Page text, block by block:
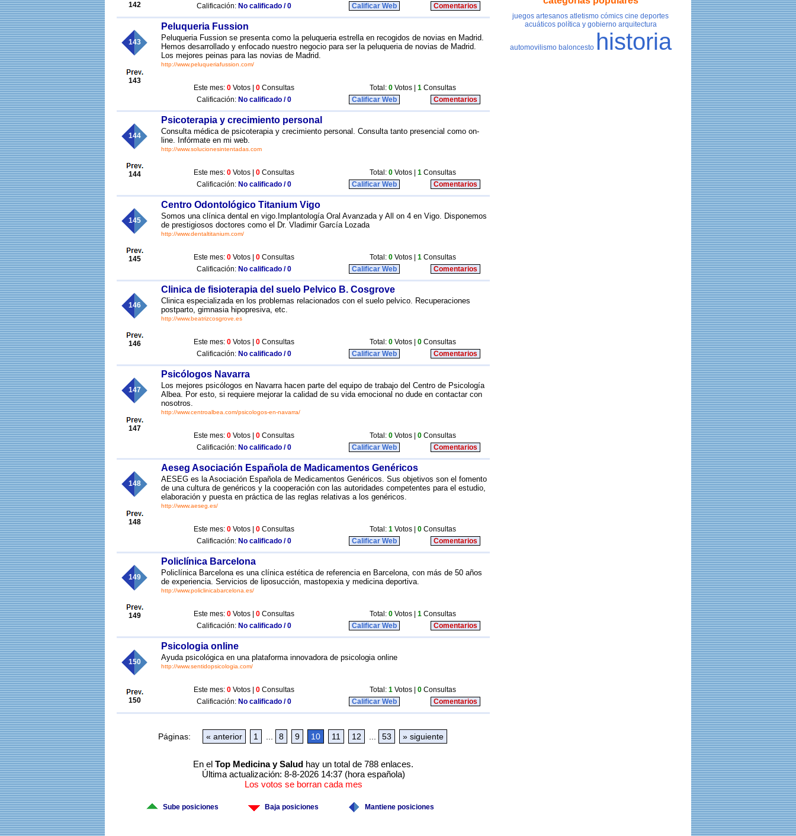
142
Calificación: No calificado / 0 Calificar Web Comentarios
143
143
Peluqueria Fussion
Peluqueria Fussion se presenta como la peluqueria estrella en recogidos de novias en Madrid.
Hemos desarrollado y enfocado nuestro negocio para ser la peluqueria de novias de Madrid.
Los mejores peinas para las novias de Madrid.
http://www.peluqueriafussion.com/
Este mes: 0 Votos | 0 Consultas Total: 0 Votos | 1 Consultas
Calificación: No calificado / 0 Calificar Web Comentarios
144
144
Psicoterapia y crecimiento personal
Consulta médica de psicoterapia y crecimiento personal. Consulta tanto presencial como on-
line. Infórmate en mi web.
http://www.solucionesintentadas.com
Este mes: 0 Votos | 0 Consultas Total: 0 Votos | 1 Consultas
Calificación: No calificado / 0 Calificar Web Comentarios
145
145
Centro Odontológico Titanium Vigo
Somos una clínica dental en vigo.Implantología Oral Avanzada y All on 4 en Vigo. Disponemos
de prestigiosos doctores como el Dr. Vladimir García Lozada
http://www.dentaltitanium.com/
Este mes: 0 Votos | 0 Consultas Total: 0 Votos | 1 Consultas
Calificación: No calificado / 0 Calificar Web Comentarios
146
146
Clinica de fisioterapia del suelo Pelvico B. Cosgrove
Clinica especializada en los problemas relacionados con el suelo pelvico. Recuperaciones
postparto, gimnasia hipopresiva, etc.
http://www.beatrizcosgrove.es
Este mes: 0 Votos | 0 Consultas Total: 0 Votos | 0 Consultas
Calificación: No calificado / 0 Calificar Web Comentarios
147
147
Psicólogos Navarra
Los mejores psicólogos en Navarra hacen parte del equipo de trabajo del Centro de Psicología
Albea. Por esto, si requiere mejorar la calidad de su vida emocional no dude en contactar con
nosotros.
http://www.centroalbea.com/psicologos-en-navarra/
Este mes: 0 Votos | 0 Consultas Total: 0 Votos | 0 Consultas
Calificación: No calificado / 0 Calificar Web Comentarios
148
148
Aeseg Asociación Española de Madicamentos Genéricos
AESEG es la Asociación Española de Medicamentos Genéricos. Sus objetivos son el fomento
de una cultura de genéricos y la cooperación con las autoridades competentes para el estudio,
elaboración y puesta en práctica de las reglas relativas a los genéricos.
http://www.aeseg.es/
Este mes: 0 Votos | 0 Consultas Total: 1 Votos | 0 Consultas
Calificación: No calificado / 0 Calificar Web Comentarios
149
149
Policlínica Barcelona
Policlínica Barcelona es una clínica estética de referencia en Barcelona, con más de 50 años
de experiencia. Servicios de liposucción, mastopexia y medicina deportiva.
http://www.policlinicabarcelona.es/
Este mes: 0 Votos | 0 Consultas Total: 0 Votos | 1 Consultas
Calificación: No calificado / 0 Calificar Web Comentarios
150
150
Psicologia online
Ayuda psicológica en una plataforma innovadora de psicologia online
http://www.sentidopsicologia.com/
Este mes: 0 Votos | 0 Consultas Total: 1 Votos | 0 Consultas
Calificación: No calificado / 0 Calificar Web Comentarios
Páginas: « anterior 1 8 9 10 11 12 53 » siguiente
En el Top Medicina y Salud hay un total de 788 enlaces.
Última actualización: 8-8-2026 14:37 (hora española)
Los votos se borran cada mes
Sube posiciones Baja posiciones Mantiene posiciones